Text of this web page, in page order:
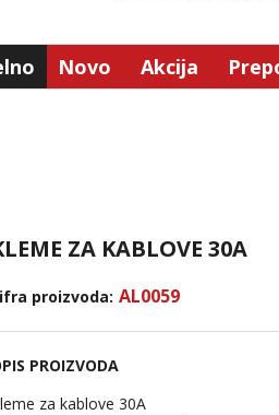
Novo Akcija
ZA KABLOVE 30A
proizvoda: AL0059
PROIZVODA
za kablove 30A